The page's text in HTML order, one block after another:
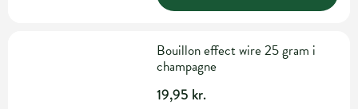
Bouillon effect wire 25 gram i
champagne
19,95 kr.